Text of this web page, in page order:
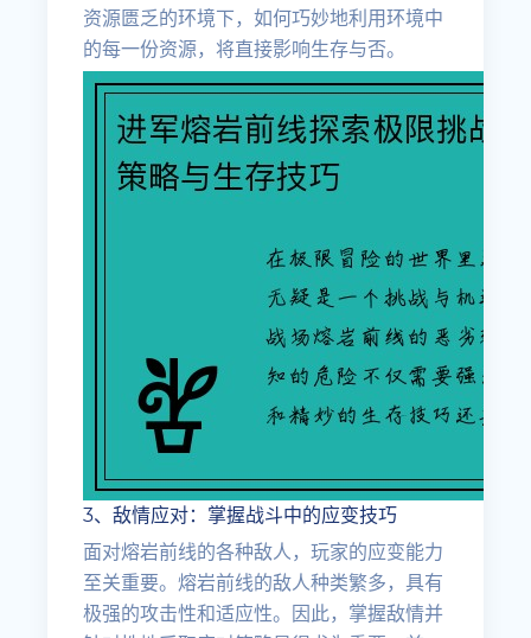
资源匮乏的环境下，如何巧妙地利用环境中
的每一份资源，将直接影响生存与否。
3、敌情应对：掌握战斗中的应变技巧
面对熔岩前线的各种敌人，玩家的应变能力
至关重要。熔岩前线的敌人种类繁多，具有
极强的攻击性和适应性。因此，掌握敌情并